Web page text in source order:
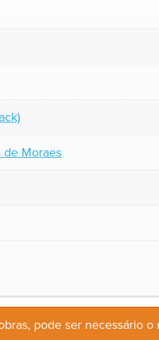
de Moraes
pode ser necessário